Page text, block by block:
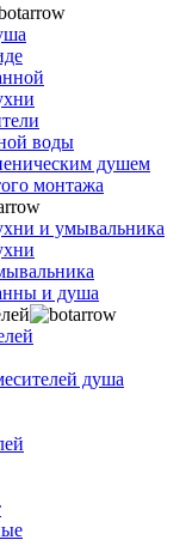
воды
душем
монтажа
и умывальника
и душа
душа